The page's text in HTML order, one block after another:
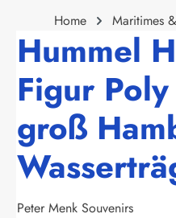
Home Maritimes
Hummel
Figur
groß
Peter Menk Souvenirs